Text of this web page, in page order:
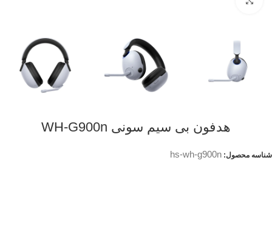
هدفون بی سیم سونی WH-G900n
شناسه محصول: hs-wh-g900n